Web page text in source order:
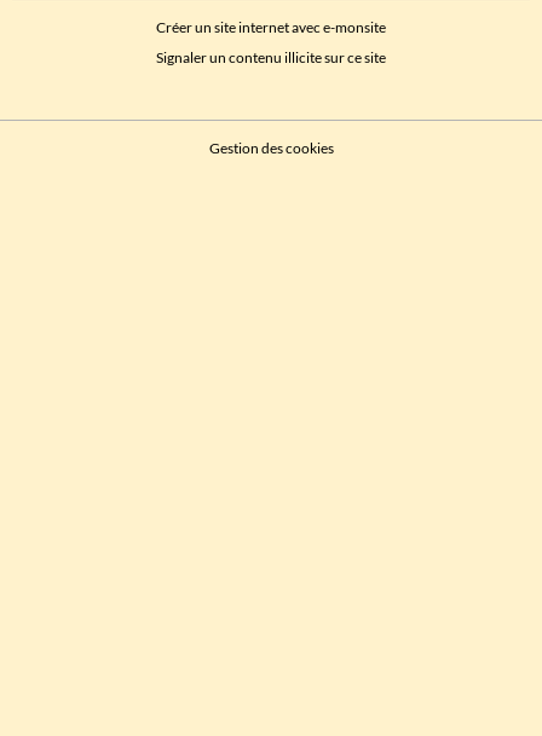
Créer un site internet avec e-monsite
Signaler un contenu illicite sur ce site
Gestion des cookies